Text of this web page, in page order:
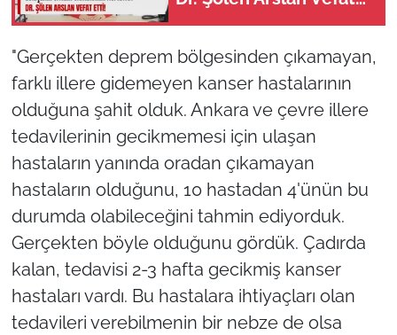
"Gerçekten deprem bölgesinden çıkamayan,
farklı illere gidemeyen kanser hastalarının
olduğuna şahit olduk. Ankara ve çevre illere
tedavilerinin gecikmemesi için ulaşan
hastaların yanında oradan çıkamayan
hastaların olduğunu, 10 hastadan 4'ünün bu
durumda olabileceğini tahmin ediyorduk.
Gerçekten böyle olduğunu gördük. Çadırda
kalan, tedavisi 2-3 hafta gecikmiş kanser
hastaları vardı. Bu hastalara ihtiyaçları olan
tedavileri verebilmenin bir nebze de olsa